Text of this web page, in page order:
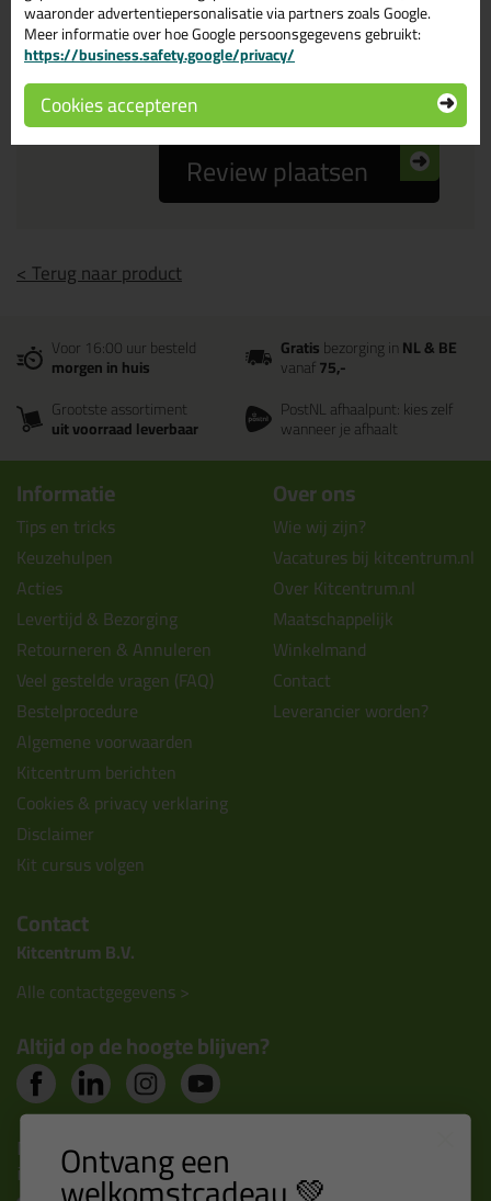
Zou jij dit product aanbevelen bij anderen?
ja
nee
Review plaatsen
< Terug naar product
Voor 16:00 uur besteld
morgen in huis
Gratisbezorging inNL & BE
vanaf75,-
Grootste assortiment
uit voorraad leverbaar
PostNL afhaalpunt: kies zelf
wanneer je afhaalt
Informatie
Tips en tricks
Keuzehulpen
Acties
Levertijd & Bezorging
Retourneren & Annuleren
Veel gestelde vragen (FAQ)
Bestelprocedure
Algemene voorwaarden
Kitcentrum berichten
Cookies & privacy verklaring
Disclaimer
Kit cursus volgen
Over ons
Wie wij zijn?
Vacatures bij kitcentrum.nl
Over Kitcentrum.nl
Maatschappelijk
Winkelmand
Contact
Leverancier worden?
Contact
Kitcentrum B.V.
Alle contactgegevens >
Altijd op de hoogte blijven?
Nieuws, tips en exclusieve deals rechtstreeks in je
inbox
waaronder advertentiepersonalisatie via partners zoals Google.
Meer informatie over hoe Google persoonsgegevens gebruikt:
https://business.safety.google/privacy/
Cookies accepteren
Ontvang een